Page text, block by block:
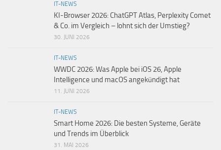
IT-NEWS
KI-Browser 2026: ChatGPT Atlas, Perplexity Comet
& Co. im Vergleich – lohnt sich der Umstieg?
30. JUNI 2026
IT-NEWS
WWDC 2026: Was Apple bei iOS 26, Apple
Intelligence und macOS angekündigt hat
11. JUNI 2026
IT-NEWS
Smart Home 2026: Die besten Systeme, Geräte
und Trends im Überblick
31. MAI 2026